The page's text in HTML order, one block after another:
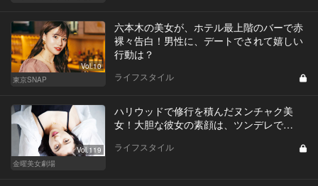
Vol.10
東京SNAP
六本木の美女が、ホテル最上階のバーで赤
裸々告白！男性に、デートでされて嬉しい
行動は？
ライフスタイル
Vol.119
金曜美女劇場
ハリウッドで修行を積んだヌンチャク美
女！大胆な彼女の素顔は、ツンデレで…
ライフスタイル